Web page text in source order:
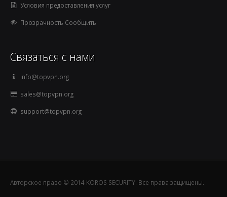
Условия предоставления услуг
Прозрачность Сообщить
Связаться с нами
info@topvpn.org
sales@topvpn.org
support@topvpn.org
Авторское право © 2014 KOROS SECURITY. Все права защищены.